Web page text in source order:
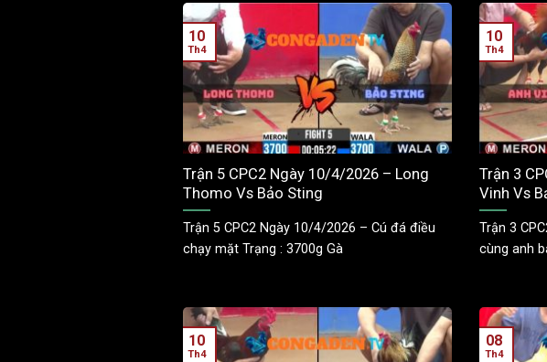
Trận 5 CPC2 Ngày 10/4/2026 – Long
Thomo Vs Bảo Sting
Trận 5 CPC2 Ngày 10/4/2026 – Cú đá điều
chạy mặt Trạng : 3700g Gà
10
Th4
Trận 3
Vinh Vs
Trận 3
cùng anh
10
Th4
10
Th4
08
Th4